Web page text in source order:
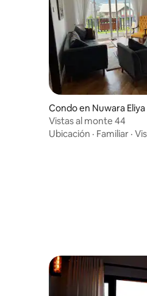
Condo en Nuwara Eliya
Vistas al monte 44
Ubicación · Familiar ·